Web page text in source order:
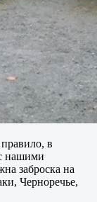
в
нашими
заброска на
Черноречье,